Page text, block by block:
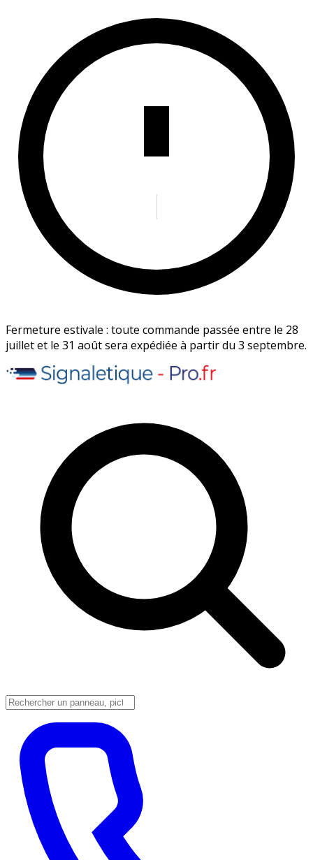
Fermeture estivale : toute commande passée entre le 28
juillet et le 31 août sera expédiée à partir du 3 septembre.